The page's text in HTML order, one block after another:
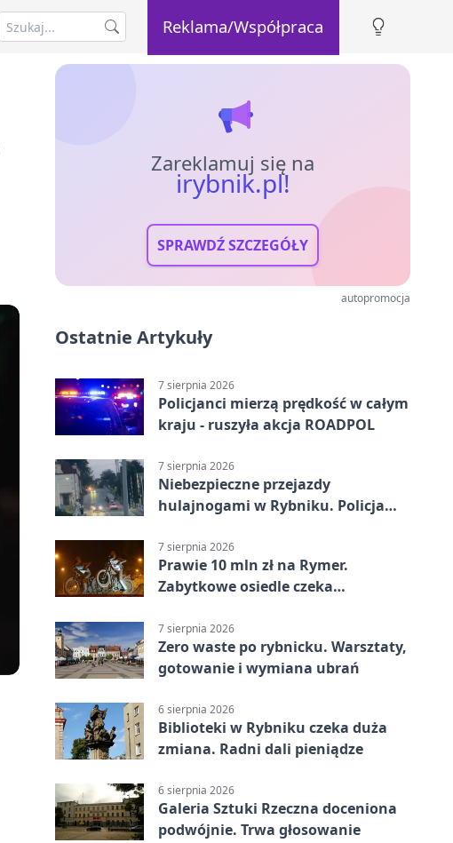
Reklama/Współpraca
Zareklamuj się na
irybnik.pl!
SPRAWDŹ SZCZEGÓŁY
autopromocja
Ostatnie Artykuły
7 sierpnia 2026
Policjanci mierzą prędkość w całym
kraju - ruszyła akcja ROADPOL
7 sierpnia 2026
Niebezpieczne przejazdy
hulajnogami w Rybniku. Policja
7 sierpnia 2026
Prawie 10 mln zł na Rymer.
Zabytkowe osiedle czeka
7 sierpnia 2026
Zero waste po rybnicku. Warsztaty,
gotowanie i wymiana ubrań
6 sierpnia 2026
Biblioteki w Rybniku czeka duża
zmiana. Radni dali pieniądze
6 sierpnia 2026
Galeria Sztuki Rzeczna doceniona
podwójnie. Trwa głosowanie